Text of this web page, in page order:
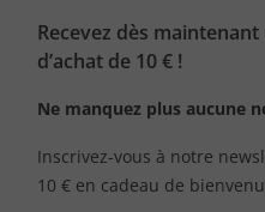
Recevez dès
d’achat de 10 € !
Ne manquez plus aucune
Inscrivez-vous à notre
10 € en cadeau de